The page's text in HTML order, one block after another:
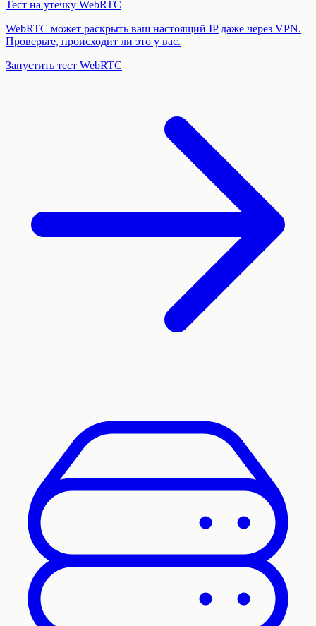
Тест на утечку WebRTC
WebRTC может раскрыть ваш настоящий IP даже через VPN.
Проверьте, происходит ли это у вас.
Запустить тест WebRTC